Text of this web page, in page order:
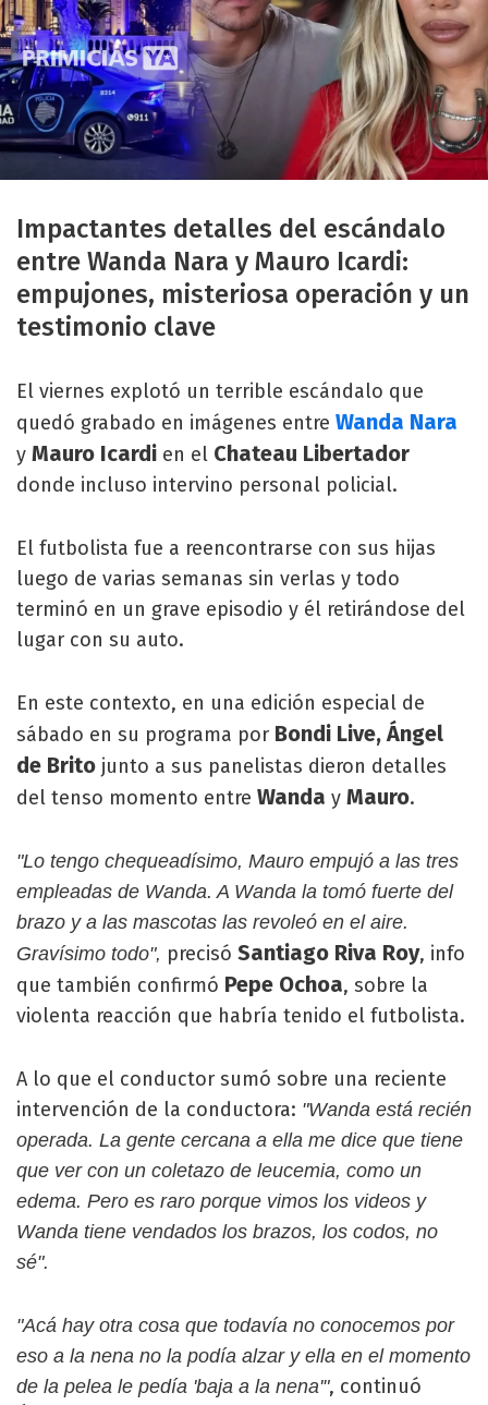
Impactantes detalles del escándalo
entre Wanda Nara y Mauro Icardi:
empujones, misteriosa operación y un
testimonio clave
El viernes explotó un terrible escándalo que
quedó grabado en imágenes entre Wanda Nara
y Mauro Icardi en el Chateau Libertador
donde incluso intervino personal policial.
El futbolista fue a reencontrarse con sus hijas
luego de varias semanas sin verlas y todo
terminó en un grave episodio y él retirándose del
lugar con su auto.
En este contexto, en una edición especial de
sábado en su programa por Bondi Live, Ángel
de Brito junto a sus panelistas dieron detalles
del tenso momento entre Wanda y Mauro.
"Lo tengo chequeadísimo, Mauro empujó a las tres
empleadas de Wanda. A Wanda la tomó fuerte del
brazo y a las mascotas las revoleó en el aire.
Gravísimo todo", precisó Santiago Riva Roy, info
que también confirmó Pepe Ochoa, sobre la
violenta reacción que habría tenido el futbolista.
A lo que el conductor sumó sobre una reciente
intervención de la conductora: "Wanda está recién
operada. La gente cercana a ella me dice que tiene
que ver con un coletazo de leucemia, como un
edema. Pero es raro porque vimos los videos y
Wanda tiene vendados los brazos, los codos, no
sé".
"Acá hay otra cosa que todavía no conocemos por
eso a la nena no la podía alzar y ella en el momento
de la pelea le pedía 'baja a la nena'", continuó